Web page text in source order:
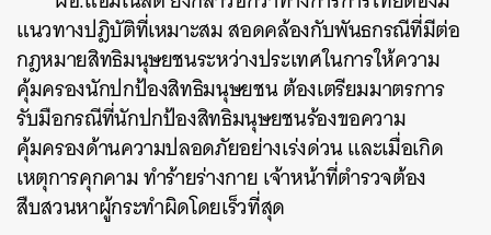
แนวทางปฎิบัติที่เหมาะสม สอดคล้องกับพันธกรณีที่มีต่อ
กฎหมายสิทธิมนุษยชนระหว่างประเทศในการให้ความ
คุ้มครองนักปกป้องสิทธิมนุษยชน ต้องเตรียมมาตรการ
รับมือกรณีที่นักปกป้องสิทธิมนุษยชนร้องขอความ
คุ้มครองด้านความปลอดภัยอย่างเร่งด่วน และเมื่อเกิด
เหตุการคุกคาม ทำร้ายร่างกาย เจ้าหน้าที่ตำรวจต้อง
สืบสวนหาผู้กระทำผิดโดยเร็วที่สุด